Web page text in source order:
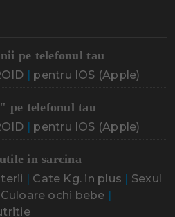
pe telefonul tau
| pentru IOS (Apple)
pe telefonul tau
| pentru IOS (Apple)
in sarcina
| Cate Kg. in plus | Sexul
Culoare ochi bebe |